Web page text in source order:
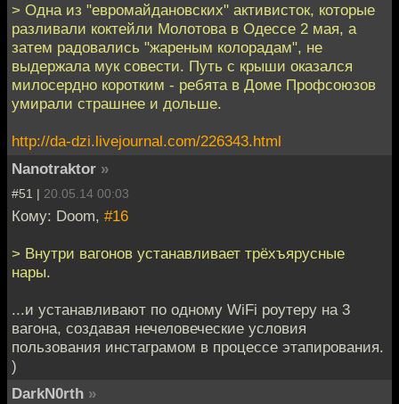
> Одна из "евромайдановских" активисток, которые
разливали коктейли Молотова в Одессе 2 мая, а
затем радовались "жареным колорадам", не
выдержала мук совести. Путь с крыши оказался
милосердно коротким - ребята в Доме Профсоюзов
умирали страшнее и дольше.
http://da-dzi.livejournal.com/226343.html
Nanotraktor »
#51 | 20.05.14 00:03
Кому: Doom, #16
> Внутри вагонов устанавливает трёхъярусные
нары.
...и устанавливают по одному WiFi роутеру на 3
вагона, создавая нечеловеческие условия
пользования инстаграмом в процессе этапирования.
)
DarkN0rth »